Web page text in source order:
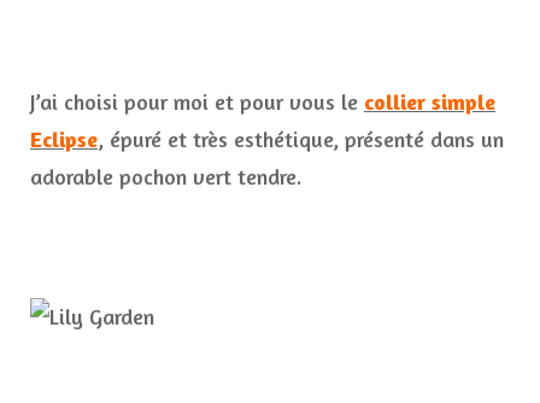
J’ai choisi pour moi et pour vous le collier simple
Eclipse, épuré et très esthétique, présenté dans un
adorable pochon vert tendre.